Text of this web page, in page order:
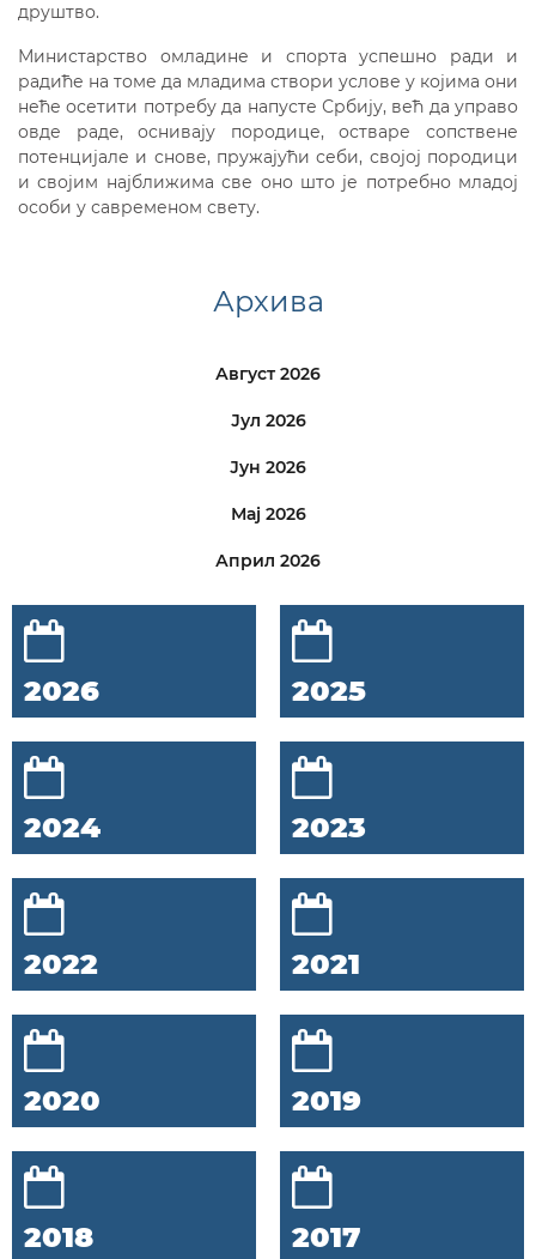
друштво.
Министарство омладине и спорта успешно ради и
радиће на томе да младима створи услове у којима они
неће осетити потребу да напусте Србију, већ да управо
овде раде, оснивају породице, остваре сопствене
потенцијале и снове, пружајући себи, својој породици
и својим најближима све оно што је потребно младој
особи у савременом свету.
Архива
Август 2026
Јул 2026
Јун 2026
Мај 2026
Април 2026
2026 2025
2024 2023
2022 2021
2020 2019
2018 2017